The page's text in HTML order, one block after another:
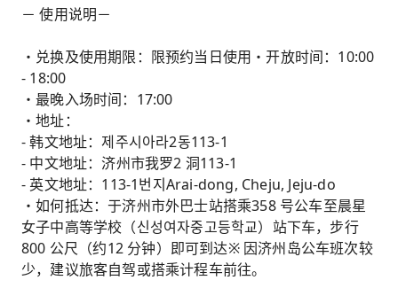
－ 使用说明－
・兑换及使用期限：限预约当日使用・开放时间：10:00
- 18:00
・最晚入场时间：17:00
・地址：
- 韩文地址：제주시아라2동113-1
- 中文地址：济州市我罗2 洞113-1
- 英文地址：113-1번지Arai-dong, Cheju, Jeju-do
・如何抵达：于济州市外巴士站搭乘358 号公车至晨星
女子中高等学校（신성여자중고등학교）站下车，步行
800 公尺（约12 分钟）即可到达※ 因济州岛公车班次较
少，建议旅客自驾或搭乘计程车前往。